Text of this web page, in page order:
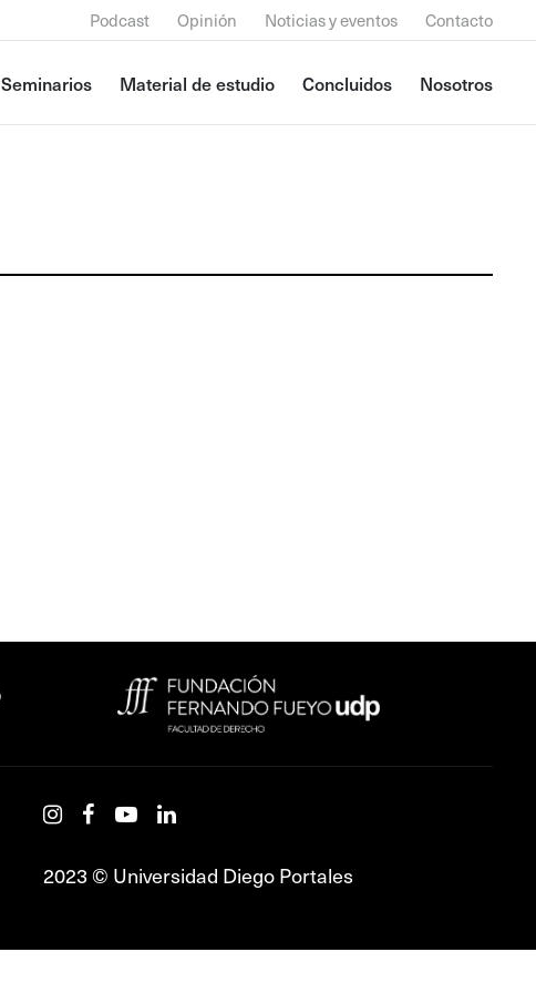
Podcast Opinión Noticias y eventos Contacto
Seminarios Material de estudio Concluidos Nosotros
2023 © Universidad Diego Portales